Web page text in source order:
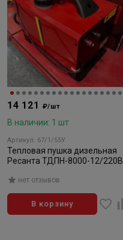
14 121 ₽/шт
В наличии: 1 шт
Артикул: 67/1/55У
Тепловая пушка дизельная
Ресанта ТДПН-8000-12/220В
нет отзывов
В корзину